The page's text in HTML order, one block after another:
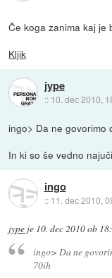
Če koga zanima kaj je
Kljik
jype
:: 10. dec 2010,
ingo> Da ne govorimo
In ki so še vedno
ingo
:: 11. dec 2010,
jype je 10. dec 2010 ob
ingo> Da ne
70ih